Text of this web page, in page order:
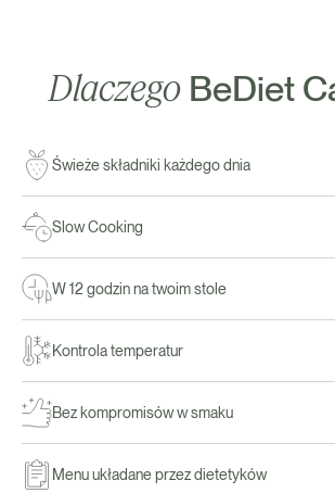
Dlaczego BeDiet
Świeże składniki każdego dnia
Slow Cooking
W 12 godzin na twoim stole
Kontrola temperatur
Bez kompromisów w smaku
Menu układane przez dietetyków